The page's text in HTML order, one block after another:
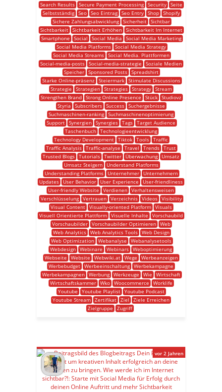
Search Results
Secure Payment Processing Security
Seite
Selbstständig
Seo Seo Eintrag Seo Entry Shop
Shopify
Sichere Zahlungsabwicklung
Sicherheit
Sichtbar
Sichtbarkeit
Sichtbarkeit Erhöhen
Sichtbarkeit Im Internet
Smartphone
Social Social Media
Social Media Marketing
Social Media Platforms
Social Media Strategy
Social Media Streams
Social Media. Plattformen
Social-media-posts Social-media-strategie
Soziale Medien
Speicher
Sponsored Posts
Spreadshirt
Starke Online-präsenz
Steiermark
Stimulate Discussions
Strategie
Strategien Strategies Strategy
Stream
Strengthen Brand Strong Online Presence Stück Studiovz
Styria
Subscribers Success
Suchergebnisse
Suchmaschinen-ranking Suchmaschinenoptimierung
Support Synergien Synergies Tags Target Audience
Taschenbuch Technologieentwicklung
Technology Development Tiktok Tools Traffic
Traffic Analysis Traffic-analyse Travel Trends Trust
Trusted Blogs Tutorials Twitter Überwachung
Umsatz
Umsatz Steigern
Understand Platforms
Understanding Platforms
Unternehmer
Unternehmern
Updates
User Behavior User Experience
User-friendliness
User-friendly Website
Verdienen Verhaltensweisen
Verschlüsselung
Vertrauen Verzeichnis Videos
Visibility
Visual Content
Visually-oriented Platform
Visuals
Visuell Orientierte Plattform Visuelle Inhalte
Vorschaubild
Vorschaubilder
Vorschaubilder Optimieren
Web
Web Analytics
Web Analytics Tools
Web Design
Web Optimization
Webanalyse
Webanalysetools
Webdesign Webinare Webinars Weboptimierung
Webseite
Website Webwiki.at Wege
Werbeanzeigen
Werbebudget Werbeeinschaltung Werbekampagne
Werbekampagnen
Werbung Werkzeuge Wie
Wirtschaft
Wirtschaftskammer
Wko Woocommerce
Worklife
Youtube
Youtube Playlist
Youtube Podcast
Youtube Stream Zertifikat Ziel
Ziele Erreichen
Zielgruppe
Zugriff
vor 2 Jahren